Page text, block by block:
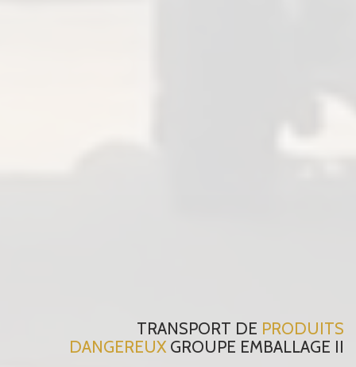
TRANSPORT DE PRODUITS
DANGEREUX GROUPE EMBALLAGE II